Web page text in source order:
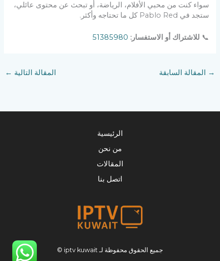
سواء كنت من محبي الأفلام، الرياضة، أو تبحث عن محتوى عائلي،
ستجد في Pablo Red كل ما تحتاجه وأكثر.
📞 للاشتراك أو الاستفسار: 51385980
→ المقالة السابقة المقالة التالية ←
الرئيسية
من نحن
المقالات
اتصل بنا
جميع الحقوق محفوظة لـ iptv kuwait ©